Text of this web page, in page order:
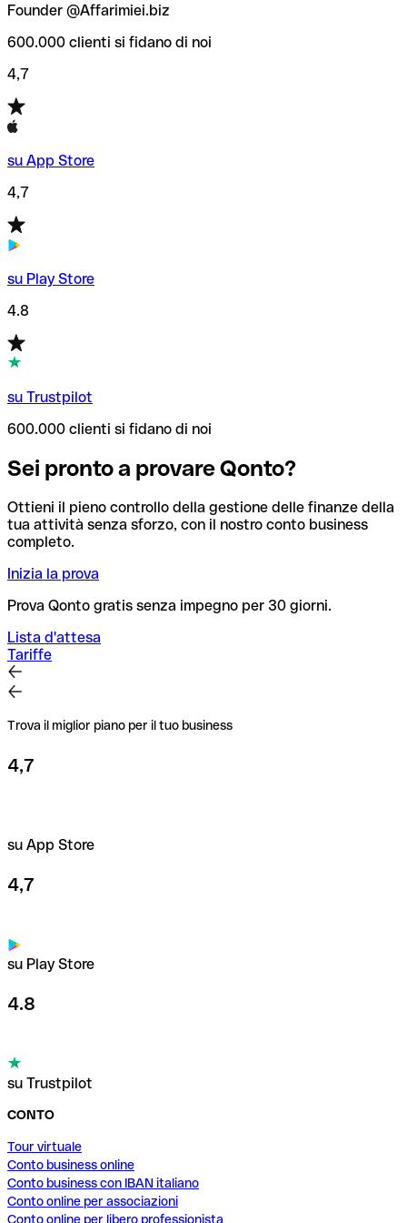
Founder @Affarimiei.biz
600.000 clienti si fidano di noi
4,7
su App Store
4,7
su Play Store
4.8
su Trustpilot
600.000 clienti si fidano di noi
Sei pronto a provare Qonto?
Ottieni il pieno controllo della gestione delle finanze della
tua attività senza sforzo, con il nostro conto business
completo.
Inizia la prova
Prova Qonto gratis senza impegno per 30 giorni.
Lista d'attesa
Tariffe
Trova il miglior piano per il tuo business
4,7
su App Store
4,7
su Play Store
4.8
su Trustpilot
CONTO
Tour virtuale
Conto business online
Conto business con IBAN italiano
Conto online per associazioni
Conto online per libero professionista